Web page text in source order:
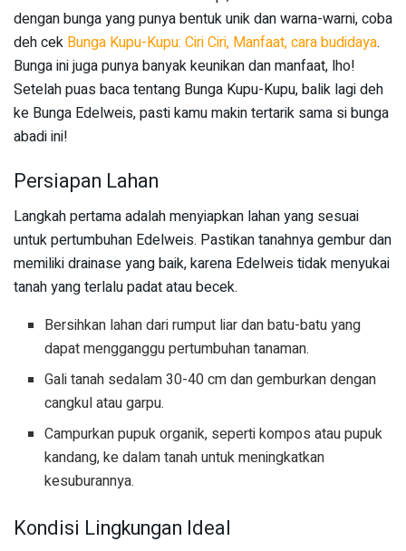
dengan bunga yang punya bentuk unik dan warna-warni, coba
deh cek Bunga Kupu-Kupu: Ciri Ciri, Manfaat, cara budidaya.
Bunga ini juga punya banyak keunikan dan manfaat, lho!
Setelah puas baca tentang Bunga Kupu-Kupu, balik lagi deh
ke Bunga Edelweis, pasti kamu makin tertarik sama si bunga
abadi ini!
Persiapan Lahan
Langkah pertama adalah menyiapkan lahan yang sesuai
untuk pertumbuhan Edelweis. Pastikan tanahnya gembur dan
memiliki drainase yang baik, karena Edelweis tidak menyukai
tanah yang terlalu padat atau becek.
Bersihkan lahan dari rumput liar dan batu-batu yang
dapat mengganggu pertumbuhan tanaman.
Gali tanah sedalam 30-40 cm dan gemburkan dengan
cangkul atau garpu.
Campurkan pupuk organik, seperti kompos atau pupuk
kandang, ke dalam tanah untuk meningkatkan
kesuburannya.
Kondisi Lingkungan Ideal